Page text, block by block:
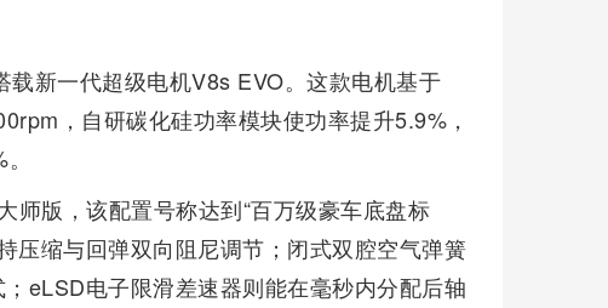
新一代超级电机V8s EVO。这款电机基于
，自研碳化硅功率模块使功率提升5.9%，
师版，该配置号称达到“百万级豪车底盘标
压缩与回弹双向阻尼调节；闭式双腔空气弹簧
eLSD电子限滑差速器则能在毫秒内分配后轴